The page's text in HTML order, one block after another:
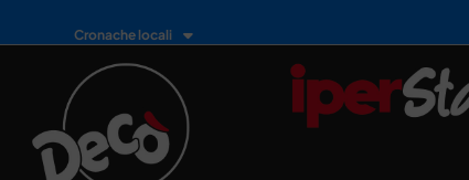
Cronache locali